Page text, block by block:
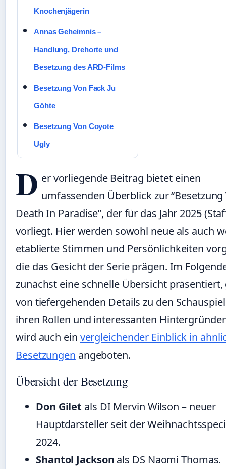
Knochenjägerin
Annas Geheimnis –
Handlung, Drehorte und
Besetzung des ARD-Films
Besetzung Von Fack Ju
Göhte
Besetzung Von Coyote
Ugly
D er vorliegende Beitrag bietet einen
umfassenden Überblick zur “Besetzung
Death In Paradise”, der für das Jahr 2025
vorliegt. Hier werden sowohl neue als auch
etablierte Stimmen und Persönlichkeiten
die das Gesicht der Serie prägen. Im
zunächst eine schnelle Übersicht
von tiefergehenden Details zu den
ihren Rollen und interessanten
wird auch ein vergleichender Einblick in
Besetzungen angeboten.
Übersicht der Besetzung
Don Gilet als DI Mervin Wilson – neuer
Hauptdarsteller seit der
2024.
Shantol Jackson als DS Naomi Thomas.